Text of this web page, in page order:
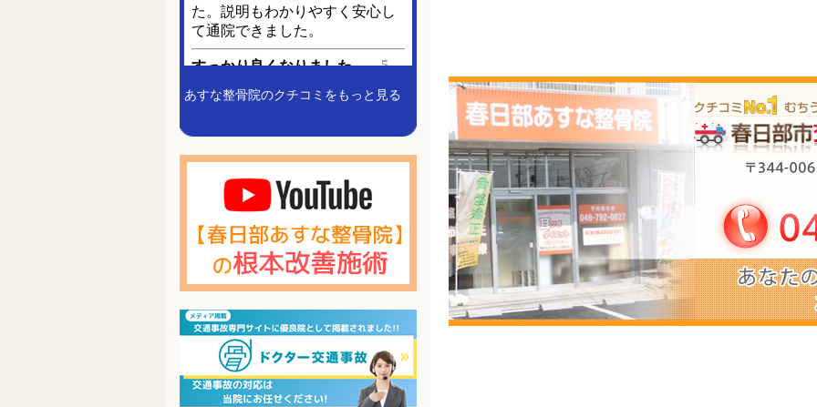
あすな整骨院のクチコミをもっと見る